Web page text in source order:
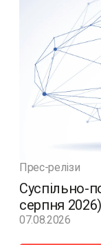
Прес-релізи
Суспільно-
серпня 2026)
07.08.2026